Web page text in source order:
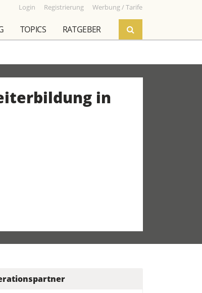
Login Registrierung Werbung / Tarife
TOPICS RATGEBER
in